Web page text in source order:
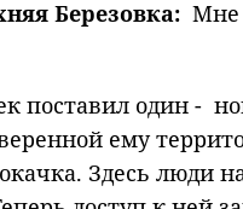
Березовка: Мне
поставил один -
ему
Здесь люди